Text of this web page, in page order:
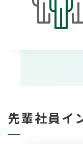
先輩社員イ